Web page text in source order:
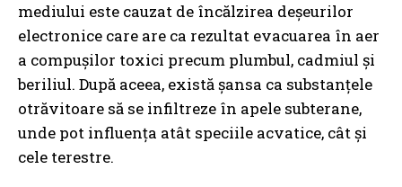
mediului este cauzat de încălzirea deșeurilor
electronice care are ca rezultat evacuarea în aer
a compușilor toxici precum plumbul, cadmiul și
beriliul. După aceea, există șansa ca substanțele
otrăvitoare să se infiltreze în apele subterane,
unde pot influența atât speciile acvatice, cât și
cele terestre.